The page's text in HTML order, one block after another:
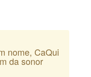
nome, CaQui
da sonor